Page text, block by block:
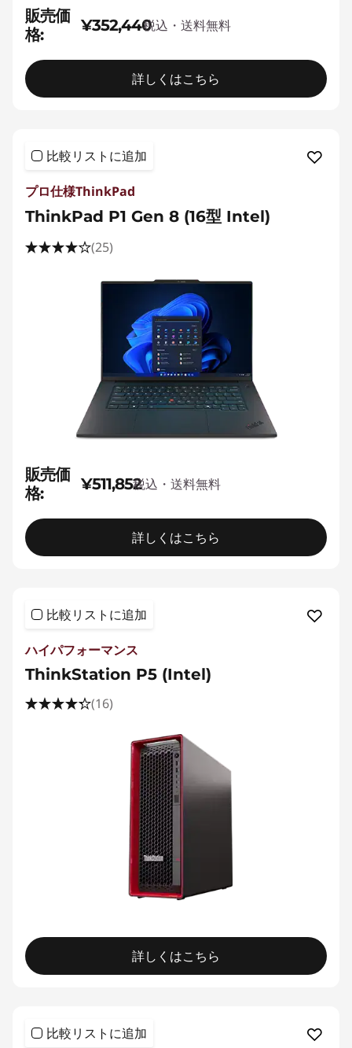
販売価
格:
¥352,440税込・送料無料
詳しくはこちら
比較リストに追加
プロ仕様ThinkPad
ThinkPad P1 Gen 8 (16型 Intel)
(25)
販売価
格:
¥511,852税込・送料無料
詳しくはこちら
比較リストに追加
ハイパフォーマンス
ThinkStation P5 (Intel)
(16)
詳しくはこちら
比較リストに追加